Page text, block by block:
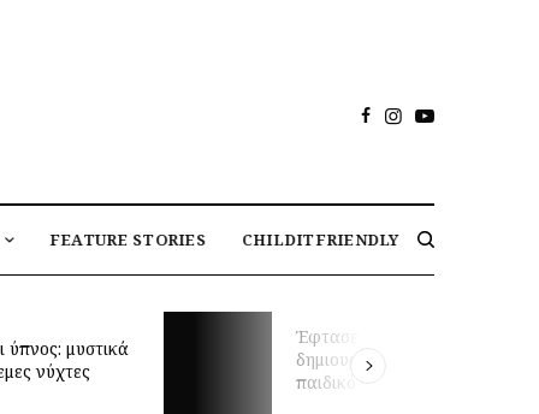
FEATURE STORIES CHILDITFRIENDLY
να
το ιδανικό
Μαθήματα κολύμβησης για
βρέφη και πρώιμη κινητική
ανάπτυξη: τι δείχνει νέα
έρευνα